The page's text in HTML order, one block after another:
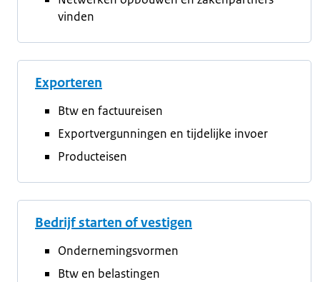
vinden
Exporteren
Btw en factuureisen
Exportvergunningen en tijdelijke invoer
Producteisen
Bedrijf starten of vestigen
Ondernemingsvormen
Btw en belastingen